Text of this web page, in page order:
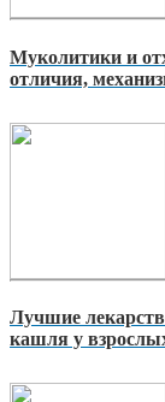
Муколитики и
отличия,
Лучшие
кашля у